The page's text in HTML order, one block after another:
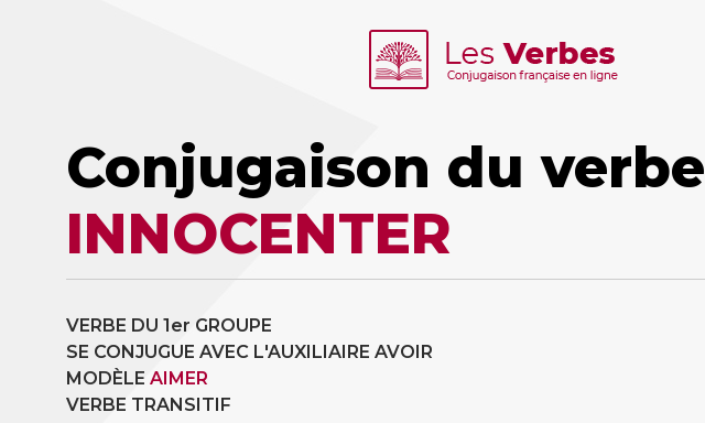
Conjugaison du verbe
INNOCENTER
VERBE DU 1er GROUPE
SE CONJUGUE AVEC L'AUXILIAIRE AVOIR
MODÈLE AIMER
VERBE TRANSITIF